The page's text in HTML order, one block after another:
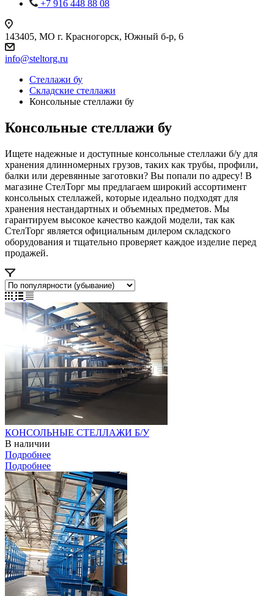
+7 916 448 88 08
143405, МО г. Красногорск, Южный б-р, 6
info@steltorg.ru
Cтеллажи бу
Складские стеллажи
Консольные стеллажи бу
Консольные стеллажи бу
Ищете надежные и доступные консольные стеллажи б/у для
хранения длинномерных грузов, таких как трубы, профили,
балки или деревянные заготовки? Вы попали по адресу! В
магазине СтелТорг мы предлагаем широкий ассортимент
консольных стеллажей, которые идеально подходят для
хранения нестандартных и объемных предметов. Мы
гарантируем высокое качество каждой модели, так как
СтелТорг является официальным дилером складского
оборудования и тщательно проверяет каждое изделие перед
продажей.
КОНСОЛЬНЫЕ СТЕЛЛАЖИ Б/У
В наличии
Подробнее
Подробнее